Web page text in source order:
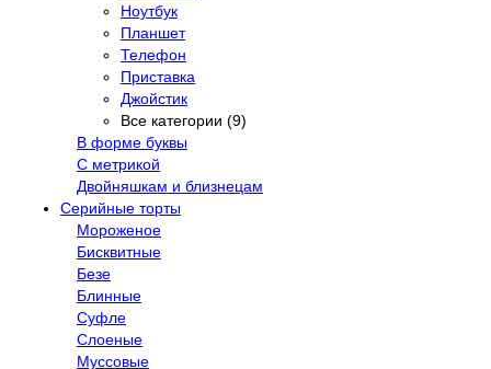
Ноутбук
Планшет
Телефон
Приставка
Джойстик
Все категории (9)
В форме буквы
С метрикой
Двойняшкам и близнецам
Серийные торты
Мороженое
Бисквитные
Безе
Блинные
Суфле
Слоеные
Муссовые